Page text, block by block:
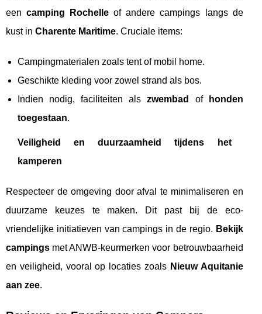
eencamping Rochelle of andere campings langs de
kust in Charente Maritime. Cruciale items:
Campingmaterialen zoals tent of mobil home.
Geschikte kleding voor zowel strand als bos.
Indien nodig, faciliteiten alszwembad of
honden
toegestaan.
Veiligheid en duurzaamheid tijdens het
kamperen
Respecteer de omgeving door afval te minimaliseren en
duurzame keuzes te maken. Dit past bij de eco-
vriendelijke initiatieven van campings in de regio. Bekijk
campings met ANWB-keurmerken voor betrouwbaarheid
en veiligheid, vooral op locaties zoals Nieuw Aquitanie
aan zee.